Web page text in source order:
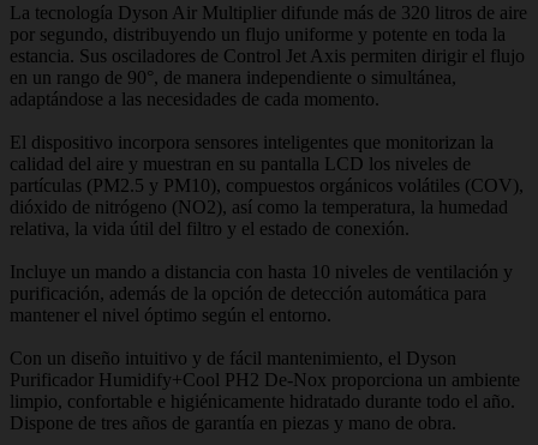
La tecnología Dyson Air Multiplier difunde más de 320 litros de aire
por segundo, distribuyendo un flujo uniforme y potente en toda la
estancia. Sus osciladores de Control Jet Axis permiten dirigir el flujo
en un rango de 90°, de manera independiente o simultánea,
adaptándose a las necesidades de cada momento.
El dispositivo incorpora sensores inteligentes que monitorizan la
calidad del aire y muestran en su pantalla LCD los niveles de
partículas (PM2.5 y PM10), compuestos orgánicos volátiles (COV),
dióxido de nitrógeno (NO2), así como la temperatura, la humedad
relativa, la vida útil del filtro y el estado de conexión.
Incluye un mando a distancia con hasta 10 niveles de ventilación y
purificación, además de la opción de detección automática para
mantener el nivel óptimo según el entorno.
Con un diseño intuitivo y de fácil mantenimiento, el Dyson
Purificador Humidify+Cool PH2 De-Nox proporciona un ambiente
limpio, confortable e higiénicamente hidratado durante todo el año.
Dispone de tres años de garantía en piezas y mano de obra.